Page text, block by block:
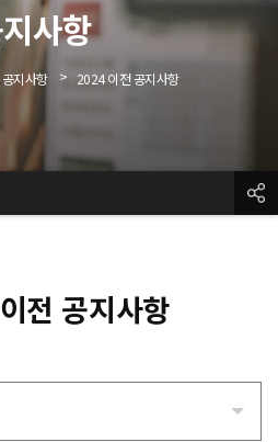
사항
공지사항 > 2024 이전 공지사항
전 공지사항